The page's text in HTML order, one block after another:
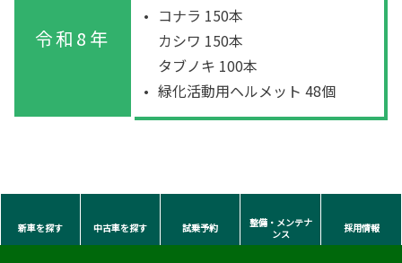
令和8年
コナラ 150本
カシワ 150本
タブノキ 100本
緑化活動用ヘルメット 48個
新車を探す 中古車を探す 試乗予約
整備・メンテナ
ンス
採用情報